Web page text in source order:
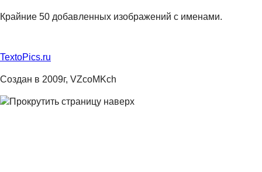
Крайние 50 добавленных изображений с именами.
TextoPics.ru
Создан в 2009г, VZcoMKch